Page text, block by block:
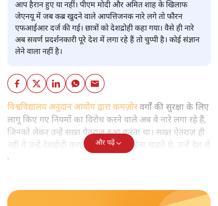
आप हैरान हुए या नहीं। पीएम मोदी और अमित शाह के खिलाफ
जेएनयू में जब कब्र खुदने वाले आपत्तिजनक नारे लगे तो फौरन
एफआईआर दर्ज की गई। छात्रों को देशद्रोही कहा गया। वैसे ही नारे
अब सवर्ण प्रदर्शनकारी पूरे देश में लगा रहे हैं तो चुप्पी है। कोई संज्ञान
लेने वाला नहीं है।
विश्वविद्यालय अनुदान आयोग द्वारा कमज़ोरवर्गों की सुरक्षा के लिए
लागू किए गए नियमों का विरोध करने वाले अब वे नारे लगा रहे हैं,
जिनको लेकर उन्हें सख़्त ऐतराज़ हुआ करता था। सख़्त ऐतराज़ ही
नहीं वे उन्हें देशद्रोही करार देकर जेल भेज देना चाहते थे, उन्हें देश से
बाहर चले जाने को कह रहे थे।
और पढ़ें